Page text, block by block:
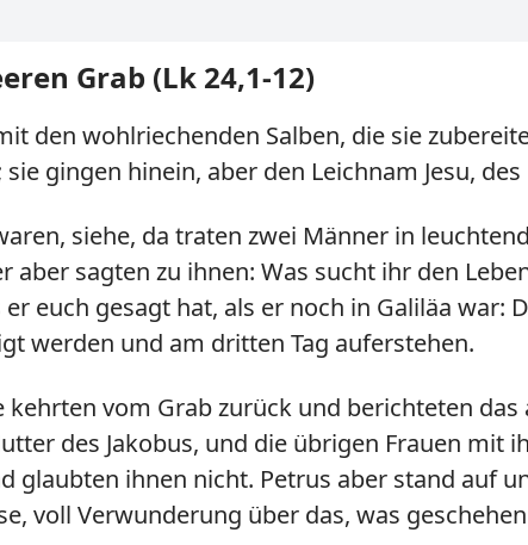
Grab (Lk 24,1-12)
den wohlriechenden Salben, die sie
gingen hinein, aber den Leichnam Jesu,
siehe, da traten zwei Männer in
sagten zu ihnen: Was sucht ihr den
euch gesagt hat, als er noch in Galiläa war:
werden und am dritten Tag auferstehen.
vom Grab zurück und berichteten
des Jakobus, und die übrigen Frauen mit
glaubten ihnen nicht. Petrus aber stand auf
voll Verwunderung über das, was